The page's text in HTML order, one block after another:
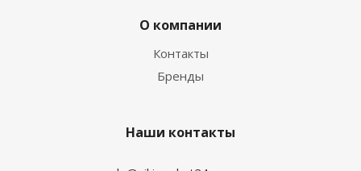
О компании
Контакты
Бренды
Наши контакты